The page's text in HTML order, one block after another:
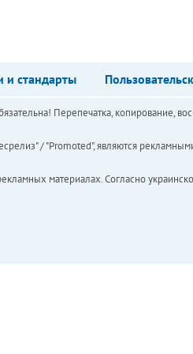
и стандарты
Перепечатка, копирование,
/ "Promoted", являются
материалах. Согласно